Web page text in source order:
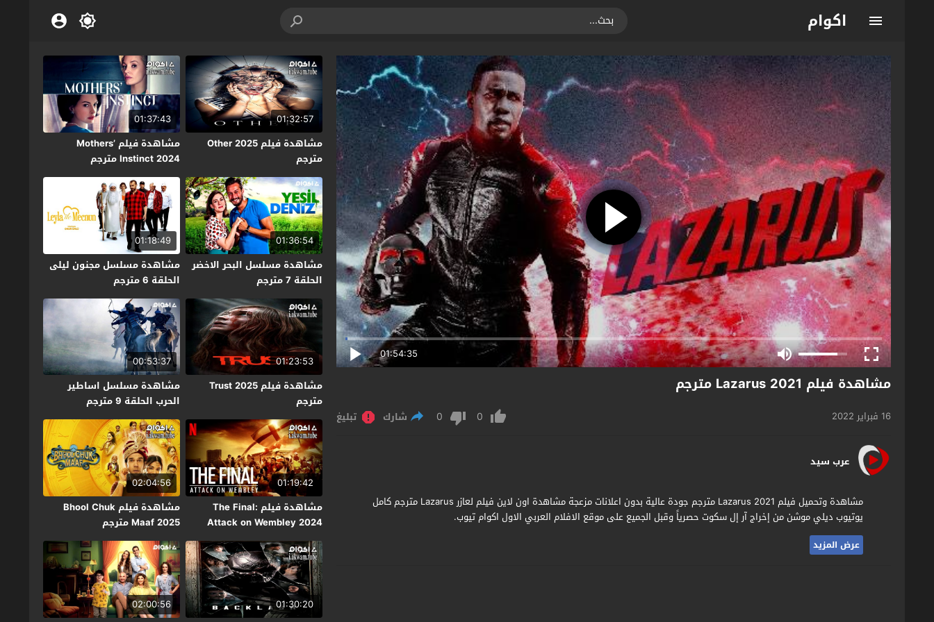
اكوام
01:54:35
مشاهدة فيلم Lazarus 2021 مترجم
16 فبراير 2022 0
0 شارك تبليغ
عرب سيد
مشاهدة وتحميل فيلم Lazarus 2021 مترجم جودة عالية بدون اعلانات مزعجة مشاهدة اون لاين فيلم لعازر Lazarus مترجم كامل
يوتيوب ديلي موشن من إخراج آر إل سكوت حصرياً وقبل الجميع على موقع الافلام العربي الاول اكوام تيوب.
عرض المزيد
01:32:57
مشاهدة فيلم Other 2025
مترجم
01:37:43
مشاهدة فيلم Mothers’
Instinct 2024 مترجم
01:36:54
مشاهدة مسلسل البحر الاخضر
الحلقة 7 مترجم
01:18:49
مشاهدة مسلسل مجنون ليلى
الحلقة 6 مترجم
01:23:53
مشاهدة فيلم Trust 2025
مترجم
00:53:37
مشاهدة مسلسل اساطير
الحرب الحلقة 9 مترجم
01:19:42
مشاهدة فيلم The Final:
Attack on Wembley 2024
مترجم
02:04:56
مشاهدة فيلم Bhool Chuk
Maaf 2025 مترجم
01:30:20
02:00:56